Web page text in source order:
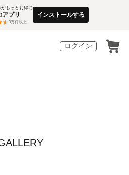
がもっとお得に
アプリ
3万件以上
インストールする
ログイン